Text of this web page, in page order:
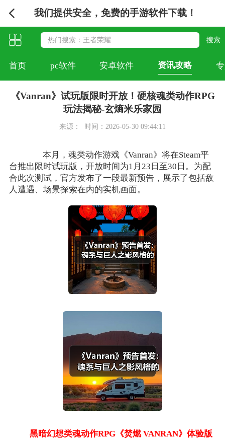
我们提供安全，免费的手游软件下载！
首页 pc软件 安卓软件 资讯攻略
《Vanran》试玩版限时开放！硬核魂类动作RPG
玩法揭秘-玄熵米乐家园
来源： 时间：2026-05-30 09:44:11
本月，魂类动作游戏《Vanran》将在Steam平
台推出限时试玩版，开放时间为1月23日至30日。为配
合此次测试，官方发布了一段最新预告，展示了包括敌
人遭遇、场景探索在内的实机画面。
黑暗幻想类魂动作RPG《焚燃 VANRAN》体验版